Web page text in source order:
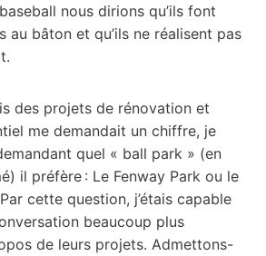
nous dirions qu’ils font
au bâton et qu’ils ne réalisent pas
des projets de rénovation et
me demandait un chiffre, je
quel « ball park » (en
il préfère : Le Fenway Park ou le
cette question, j’étais capable
beaucoup plus
de leurs projets. Admettons-